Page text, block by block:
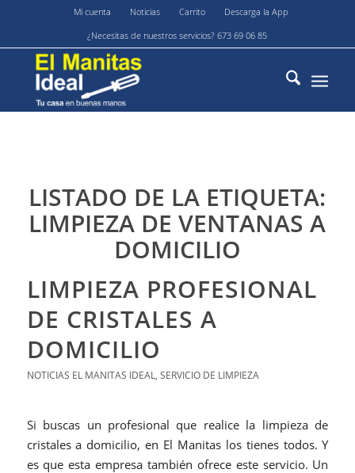
Mi cuenta Noticias Carrito
Descarga la App
¿Necesitas de nuestros servicios? 673 69 06 85
LISTADO DE LA ETIQUETA:
LIMPIEZA DE VENTANAS A
DOMICILIO
LIMPIEZA PROFESIONAL
DE CRISTALES A
DOMICILIO
NOTICIAS EL MANITAS IDEAL, SERVICIO DE LIMPIEZA
Si buscas un profesional que realice la limpieza de
cristales a domicilio, en El Manitas los tienes todos. Y
es que esta empresa también ofrece este servicio. Un